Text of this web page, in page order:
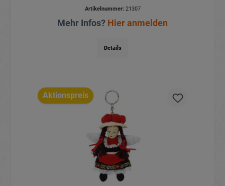
Artikelnummer:21307
Mehr Infos? Hier anmelden
Details
Aktionspreis